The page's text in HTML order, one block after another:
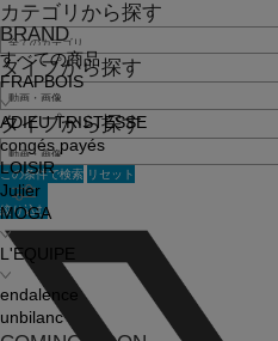
BRAND
すべての商品
FRAPBOIS
ADIEU TRISTESSE
congés payés
LOISIR
Julier
MOGA
L'EQUIPE
endalence
unbilanc
カテゴリから探す
タイプから探す
タイプから探す
この条件で検索 リセット
絞り込む